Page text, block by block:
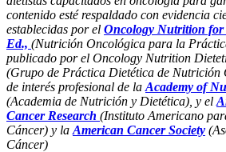
contenido esté respaldado con evidencia
establecidas por el Oncology Nutrition
Ed., (Nutrición Oncológica para la
publicado por el Oncology Nutrition
(Grupo de Práctica Dietética de Nutrición
de interés profesional de la Academy of
(Academia de Nutrición y Dietética), y el
Cancer Research (Instituto Americano
Cáncer) y la American Cancer Society
Cáncer)